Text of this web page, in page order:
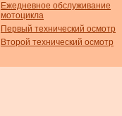
Ежедневное обслуживание
мотоцикла
Первый технический осмотр
Второй технический осмотр